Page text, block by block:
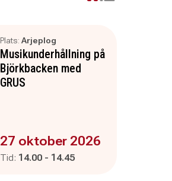
Plats: Arjeplog
Musikunderhållning på
Björkbacken med
GRUS
Evenemanget är :
27 oktober 2026
Tid: Pågår mellan
14.00 - och
14.45